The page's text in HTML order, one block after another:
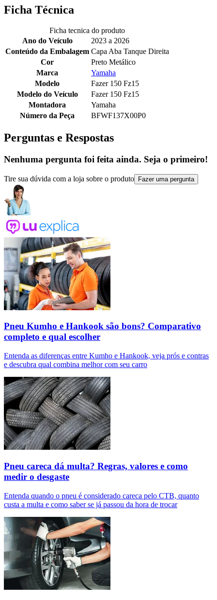
Ficha Técnica
Ficha tecnica do produto
Ano do Veículo
2023 a 2026
Conteúdo da Embalagem Capa Aba Tanque Direita
Cor
Preto Metálico
Marca
Yamaha
Modelo
Fazer 150 Fz15
Modelo do Veículo
Fazer 150 Fz15
Montadora
Yamaha
Número da Peça
BFWF137X00P0
Perguntas e Respostas
Nenhuma pergunta foi feita ainda. Seja o primeiro!
Tire sua dúvida com a loja sobre o produto Fazer uma pergunta
Pneu Kumho e Hankook são bons? Comparativo
completo e qual escolher
Entenda as diferenças entre Kumho e Hankook, veja prós e contras
e descubra qual combina melhor com seu carro
Pneu careca dá multa? Regras, valores e como
medir o desgaste
Entenda quando o pneu é considerado careca pelo CTB, quanto
custa a multa e como saber se já passou da hora de trocar